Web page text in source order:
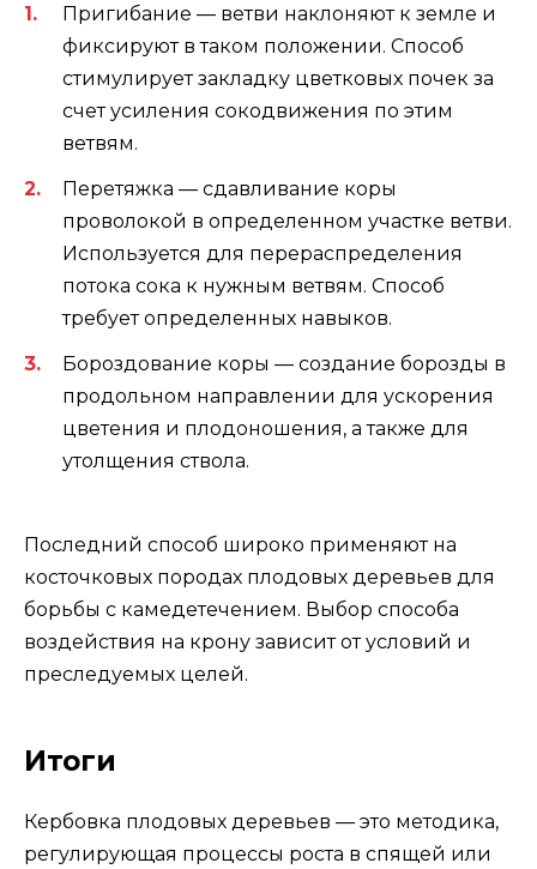
Пригибание — ветви наклоняют к земле и
фиксируют в таком положении. Способ
стимулирует закладку цветковых почек за
счет усиления сокодвижения по этим
ветвям.
Перетяжка — сдавливание коры
проволокой в определенном участке ветви.
Используется для перераспределения
потока сока к нужным ветвям. Способ
требует определенных навыков.
Бороздование коры — создание борозды в
продольном направлении для ускорения
цветения и плодоношения, а также для
утолщения ствола.
Последний способ широко применяют на
косточковых породах плодовых деревьев для
борьбы с камедетечением. Выбор способа
воздействия на крону зависит от условий и
преследуемых целей.
Итоги
Кербовка плодовых деревьев — это методика,
регулирующая процессы роста в спящей или